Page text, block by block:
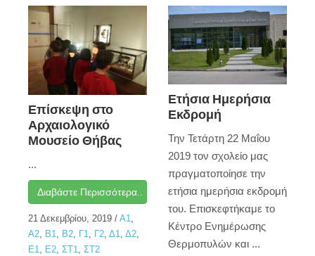
Επίσκεψη στο
Αρχαιολογικό
Μουσείο Θήβας
...
Διαβάστε Περισσότερα..
21 Δεκεμβρίου, 2019 / Α1
Α2
Β1 Β2 Γ1 Γ2 Δ1 Δ2
Ε1
Ε2 ΣΤ1 ΣΤ2
Ετήσια Ημερήσια
Εκδρομή
Την Τετάρτη 22 Μαΐου
2019 τον σχολείο μας
πραγματοποίησε την
ετήσια ημερήσια εκδρομή
του. Επισκεφτήκαμε το
Κέντρο Ενημέρωσης
Θερμοπυλών και ...